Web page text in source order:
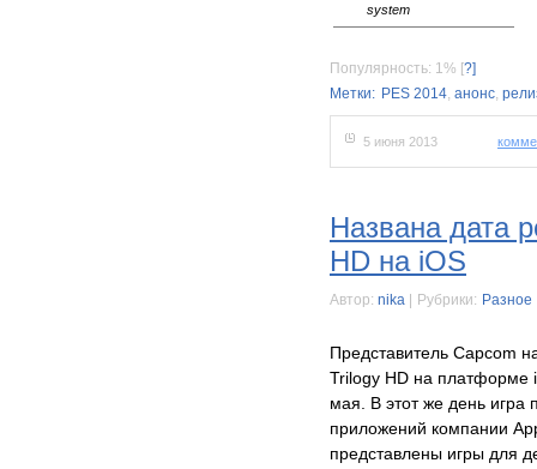
system
Популярность: 1% [?]
Метки: PES 2014, анонс,
5 июня 2013
Названа дата
HD на iOS
Автор: nika Рубрики: Разное
Представитель Capcom
Trilogy HD на платформе
мая. В этот же день игра
приложений компании
представлены игры для